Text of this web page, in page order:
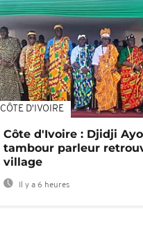
CÔTE D'IVOIRE
Côte d'Ivoire : Djidji
tambour parleur
village
Il y a 6 heures